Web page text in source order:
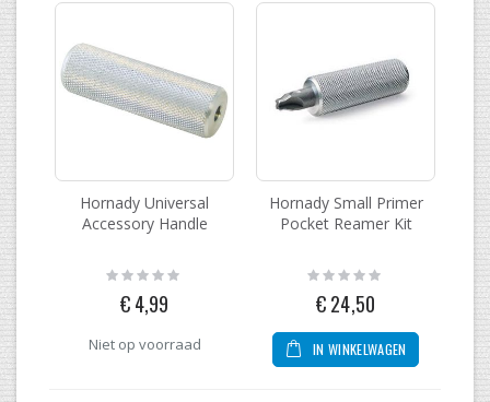
Hornady Universal
Accessory Handle
Rating:
0%
€ 4,99
Niet op voorraad
Hornady Small Primer
Pocket Reamer Kit
Rating:
0%
€ 24,50
IN WINKELWAGEN